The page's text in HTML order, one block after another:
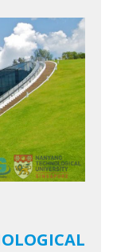
nâng cao
viên và các